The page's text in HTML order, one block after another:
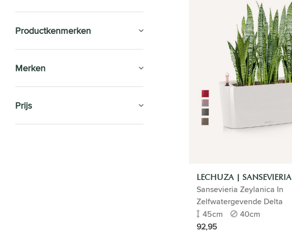
Productkenmerken
Merken
Prijs
LECHUZA | SANSEVIERIA
Sansevieria Zeylanica In
Zelfwatergevende Delta
45cm
40cm
92,95